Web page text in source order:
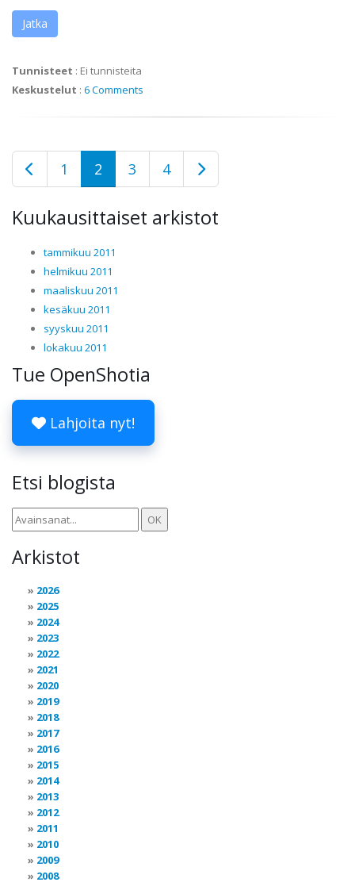
Jatka
Tunnisteet : Ei tunnisteita
Keskustelut : 6 Comments
1 2 3 4
Kuukausittaiset arkistot
tammikuu 2011
helmikuu 2011
maaliskuu 2011
kesäkuu 2011
syyskuu 2011
lokakuu 2011
Tue OpenShotia
Lahjoita nyt!
Etsi blogista
Arkistot
2026
2025
2024
2023
2022
2021
2020
2019
2018
2017
2016
2015
2014
2013
2012
2011
2010
2009
2008